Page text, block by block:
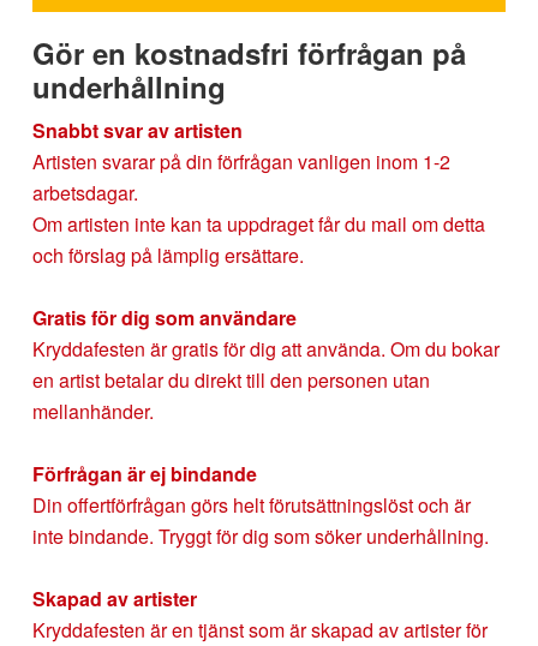
Gör en kostnadsfri förfrågan på
underhållning
Snabbt svar av artisten
Artisten svarar på din förfrågan vanligen inom 1-2
arbetsdagar.
Om artisten inte kan ta uppdraget får du mail om detta
och förslag på lämplig ersättare.
Gratis för dig som användare
Kryddafesten är gratis för dig att använda. Om du bokar
en artist betalar du direkt till den personen utan
mellanhänder.
Förfrågan är ej bindande
Din offertförfrågan görs helt förutsättningslöst och är
inte bindande. Tryggt för dig som söker underhållning.
Skapad av artister
Kryddafesten är en tjänst som är skapad av artister för